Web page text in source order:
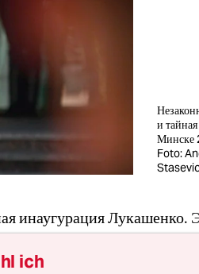
и
Минске
Foto:
инаугурация Лукашенко.
не признали
ich